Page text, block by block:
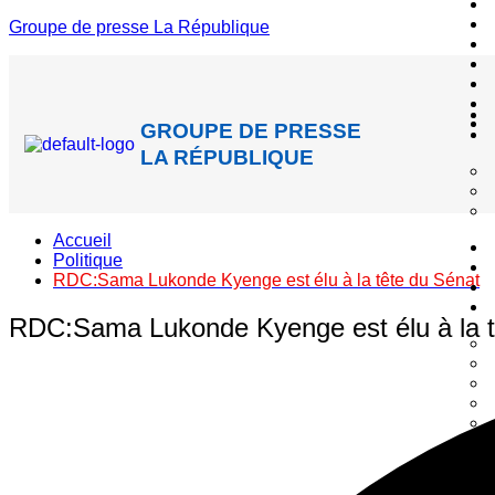
Groupe de presse La République
GROUPE DE PRESSE
LA RÉPUBLIQUE
Accueil
Politique
RDC:Sama Lukonde Kyenge est élu à la tête du Sénat
RDC:Sama Lukonde Kyenge est élu à la